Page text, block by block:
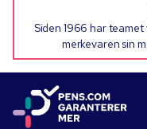
Siden 1966 har
merkevaren sin